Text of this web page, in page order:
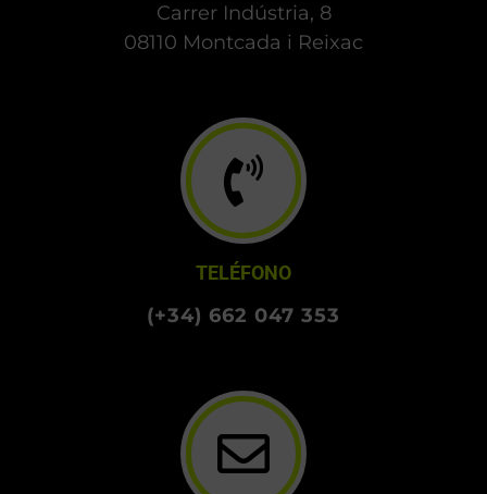
Carrer Indústria, 8
08110 Montcada i Reixac
TELÉFONO
(+34) 662 047 353